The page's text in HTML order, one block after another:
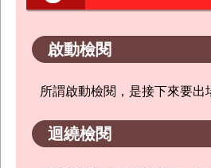
啟動檢閱
所謂啟動檢閱，是接下來要
迴繞檢閱